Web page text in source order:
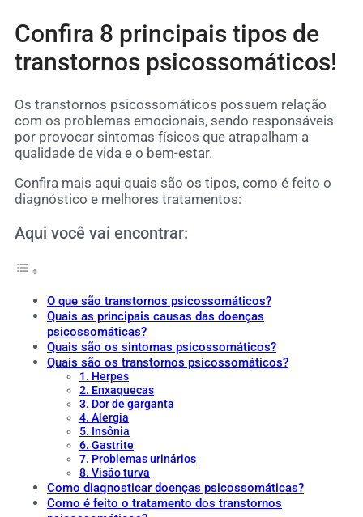
Confira 8 principais tipos de
transtornos psicossomáticos!
Os transtornos psicossomáticos possuem relação
com os problemas emocionais, sendo responsáveis
por provocar sintomas físicos que atrapalham a
qualidade de vida e o bem-estar.
Confira mais aqui quais são os tipos, como é feito o
diagnóstico e melhores tratamentos:
Aqui você vai encontrar:
O que são transtornos psicossomáticos?
Quais as principais causas das doenças
psicossomáticas?
Quais são os sintomas psicossomáticos?
Quais são os transtornos psicossomáticos?
1. Herpes
2. Enxaquecas
3. Dor de garganta
4. Alergia
5. Insônia
6. Gastrite
7. Problemas urinários
8. Visão turva
Como diagnosticar doenças psicossomáticas?
Como é feito o tratamento dos transtornos